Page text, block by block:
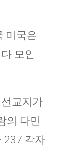
미국은
모인
교지가
의 다민
237 각자